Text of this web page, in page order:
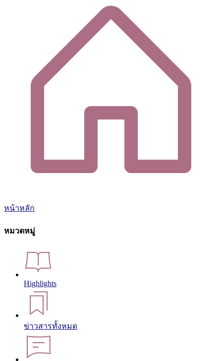
หน้าหลัก
หมวดหมู่
Highlights
ข่าวสารทั้งหมด